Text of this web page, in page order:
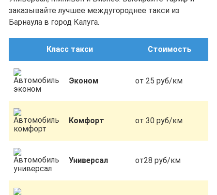
заказывайте лучшее междугороднее такси из
Барнаула в город Калуга.
Класс такси Стоимость
Эконом от 25 руб/км
Комфорт от 30 руб/км
Универсал от28 руб/км